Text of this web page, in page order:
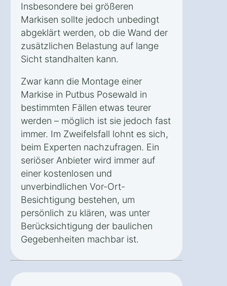
Insbesondere bei größeren
Markisen sollte jedoch unbedingt
abgeklärt werden, ob die Wand der
zusätzlichen Belastung auf lange
Sicht standhalten kann.
Zwar kann die Montage einer
Markise in Putbus Posewald in
bestimmten Fällen etwas teurer
werden – möglich ist sie jedoch fast
immer. Im Zweifelsfall lohnt es sich,
beim Experten nachzufragen. Ein
seriöser Anbieter wird immer auf
einer kostenlosen und
unverbindlichen Vor-Ort-
Besichtigung bestehen, um
persönlich zu klären, was unter
Berücksichtigung der baulichen
Gegebenheiten machbar ist.